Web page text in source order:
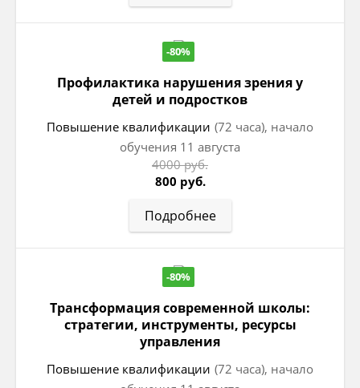
-80%
Профилактика нарушения зрения у
детей и подростков
Повышение квалификации (72 часа), начало
обучения 11 августа
4000 руб.
800 руб.
Подробнее
-80%
Трансформация современной школы:
стратегии, инструменты, ресурсы
управления
Повышение квалификации (72 часа), начало